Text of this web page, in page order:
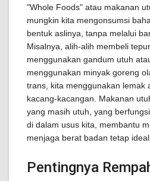
"Whole Foods" atau makanan
mungkin kita mengonsumsi
bentuk aslinya, tanpa melalui
Misalnya, alih-alih membeli
menggunakan gandum utuh
menggunakan minyak goreng
trans, kita menggunakan lemak
kacang-kacangan. Makanan
yang masih utuh, yang
di dalam usus kita, membantu
menjaga berat badan tetap
Pentingnya